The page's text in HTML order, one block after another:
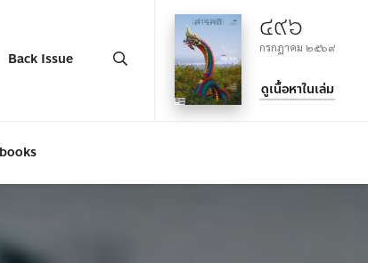
Back Issue
๔๙๖
กรกฎาคม ๒๕๖๙
ดูเนื้อหาในเล่ม